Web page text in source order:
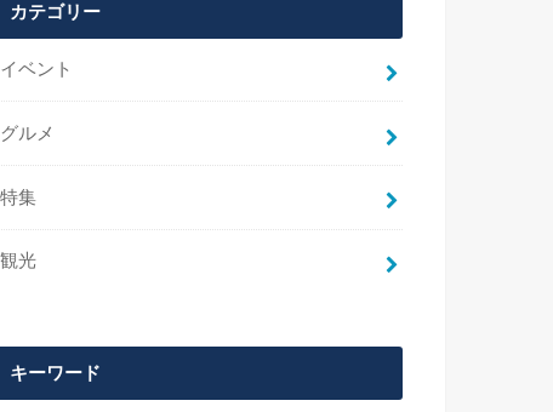
カテゴリー
イベント
グルメ
特集
観光
キーワード